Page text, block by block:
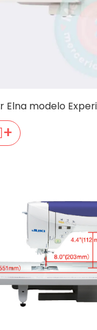
Elna modelo
+